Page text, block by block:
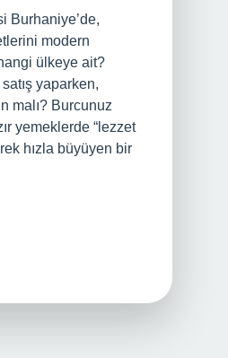
Burhaniye’de,
modern
ülkeye ait?
yaparken,
malı? Burcunuz
yemeklerde “lezzet
hızla büyüyen bir